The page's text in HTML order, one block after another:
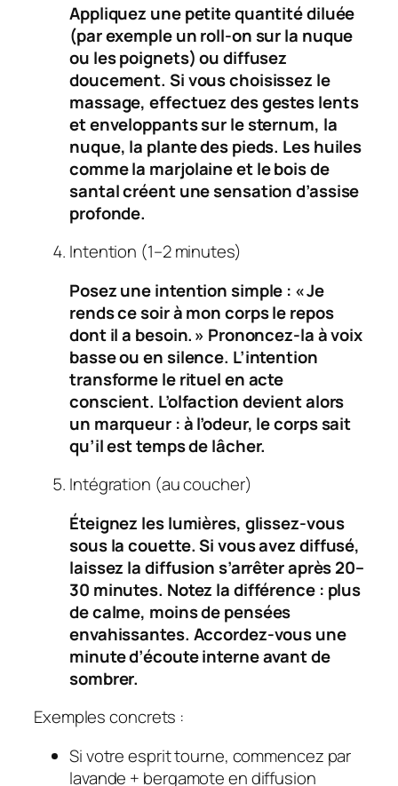
Appliquez une petite quantité diluée
(par exemple un roll‑on sur la nuque
ou les poignets) ou diffusez
doucement. Si vous choisissez le
massage, effectuez des gestes lents
et enveloppants sur le sternum, la
nuque, la plante des pieds. Les huiles
comme la marjolaine et le bois de
santal créent une sensation d’assise
profonde.
Intention (1–2 minutes)
Posez une intention simple : « Je
rends ce soir à mon corps le repos
dont il a besoin. » Prononcez‑la à voix
basse ou en silence. L’intention
transforme le rituel en acte
conscient. L’olfaction devient alors
un marqueur : à l’odeur, le corps sait
qu’il est temps de lâcher.
Intégration (au coucher)
Éteignez les lumières, glissez‑vous
sous la couette. Si vous avez diffusé,
laissez la diffusion s’arrêter après 20–
30 minutes. Notez la différence : plus
de calme, moins de pensées
envahissantes. Accordez‑vous une
minute d’écoute interne avant de
sombrer.
Exemples concrets :
Si votre esprit tourne, commencez par
lavande + bergamote en diffusion